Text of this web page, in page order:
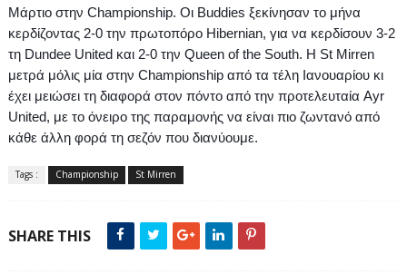
Μάρτιο στην Championship. Oι Buddies ξεκίνησαν το μήνα
κερδίζοντας 2-0 την πρωτοπόρο Hibernian, για να κερδίσουν 3-2
τη Dundee Unitedκαι 2-0 την Queen of the South. Η St Mirren
μετρά μόλις μία στην Championship από τα τέλη Ιανουαρίου κι
έχει μειώσει τη διαφορά στον πόντο από την προτελευταία Ayr
United, με το όνειρο της παραμονής να είναι πιο ζωντανό από
κάθε άλλη φορά τη σεζόν που διανύουμε.
Tags : Championship St Mirren
SHARE THIS